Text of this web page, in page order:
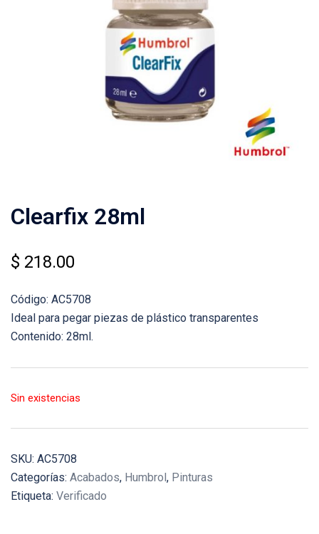
Clearfix 28ml
$ 218.00
Código: AC5708
Ideal para pegar piezas de plástico transparentes
Contenido: 28ml.
Sin existencias
SKU: AC5708
Categorías: Acabados, Humbrol, Pinturas
Etiqueta: Verificado